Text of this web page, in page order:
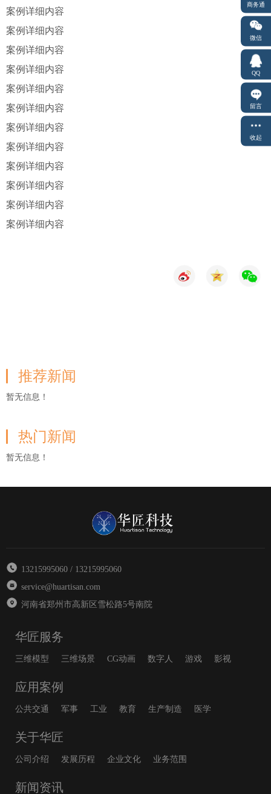
案例详细内容
案例详细内容
案例详细内容
案例详细内容
案例详细内容
案例详细内容
案例详细内容
案例详细内容
案例详细内容
案例详细内容
案例详细内容
案例详细内容
推荐新闻
暂无信息！
热门新闻
暂无信息！
13215995060 / 13215995060
service@huartisan.com
河南省郑州市高新区雪松路5号南院
华匠服务
三维模型 三维场景 CG动画 数字人 游戏 影视
应用案例
公共交通 军事 工业 教育 生产制造 医学
关于华匠
公司介绍 发展历程 企业文化 业务范围
新闻资讯
商务通
微信
QQ
留言
收起